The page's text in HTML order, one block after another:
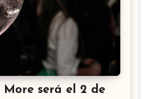
More será el 2 de